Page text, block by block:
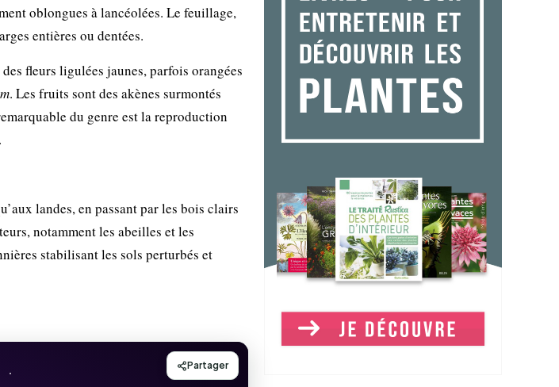
oblongues à lancéolées. Le feuillage,
entières ou dentées.
fleurs ligulées jaunes, parfois orangées
. Les fruits sont des akènes surmontés
du genre est la reproduction
landes, en passant par les bois clairs
notamment les abeilles et les
stabilisant les sols perturbés et